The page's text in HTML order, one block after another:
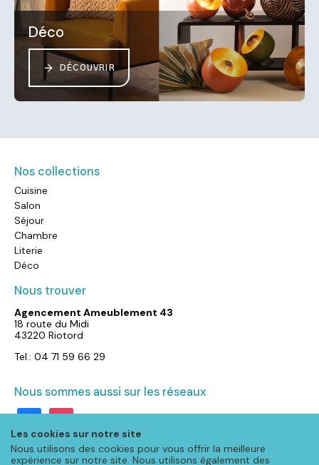
Les cookies sur notre site
Nous utilisons des cookies pour vous offrir la meilleure
expérience sur notre site. Nous utilisons également des
Déco
DÉCOUVRIR
Nos collections
Cuisine
Salon
Séjour
Chambre
Literie
Déco
Nous trouver
Agencement Ameublement 43
18 route du Midi
43220 Riotord
Tel.: 04 71 59 66 29
Nous sommes aussi sur les réseaux
facebookinstagram